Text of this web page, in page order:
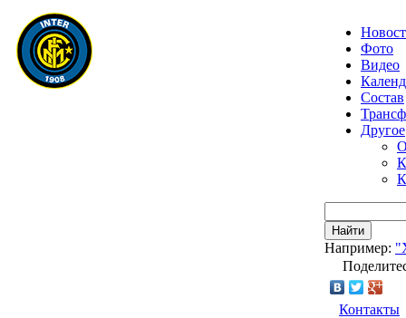
Фото
Видео
Состав
Другое
Найти
Например:
Контакты